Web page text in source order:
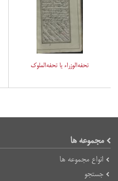
تحفه‌الوزراء یا تحفه‌الملوک
مجموعه ها
انواع مجموعه ها
جستجو